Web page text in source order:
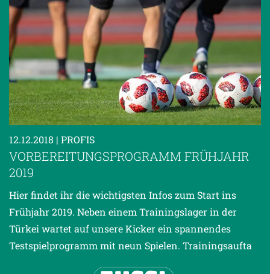
12.12.2018 | PROFIS
VORBEREITUNGSPROGRAMM FRÜHJAHR
2019
Hier findet ihr die wichtigsten Infos zum Start ins
Frühjahr 2019. Neben einem Trainingslager in der
Türkei wartet auf unsere Kicker ein spannendes
Testspielprogramm mit neun Spielen. Trainingsaufta